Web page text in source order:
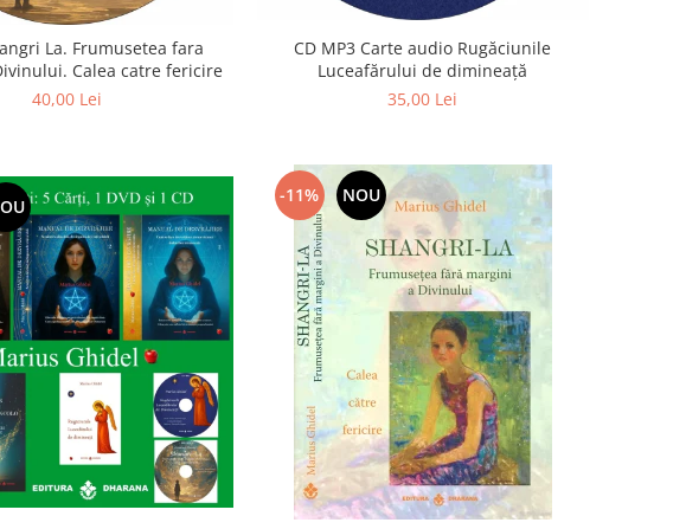
La. Frumusetea fara
Calea catre fericire
40,00 Lei
CD MP3 Carte audio Rugăciunile
Luceafărului de dimineață
35,00 Lei
-11% NOU